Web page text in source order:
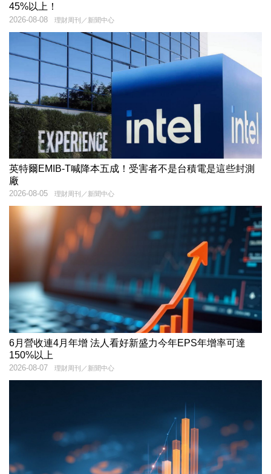
45%以上！
理財周刊／新聞中心
2026-08-08
英特爾EMIB-T喊降本五成！受害者不是台積電是這些封測
廠
理財周刊／新聞中心
2026-08-05
6月營收連4月年增 法人看好新盛力今年EPS年增率可達
150%以上
理財周刊／新聞中心
2026-08-07